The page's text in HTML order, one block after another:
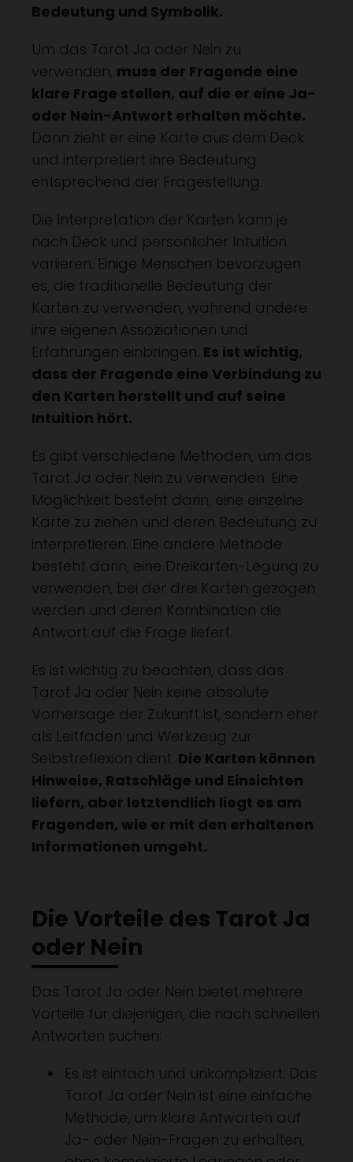
Bedeutung und Symbolik.
Um das Tarot Ja oder Nein zu
verwenden, muss der Fragende eine
klare Frage stellen, auf die er eine Ja-
oder Nein-Antwort erhalten möchte.
Dann zieht er eine Karte aus dem Deck
und interpretiert ihre Bedeutung
entsprechend der Fragestellung.
Die Interpretation der Karten kann je
nach Deck und persönlicher Intuition
variieren. Einige Menschen bevorzugen
es, die traditionelle Bedeutung der
Karten zu verwenden, während andere
ihre eigenen Assoziationen und
Erfahrungen einbringen. Es ist wichtig,
dass der Fragende eine Verbindung zu
den Karten herstellt und auf seine
Intuition hört.
Es gibt verschiedene Methoden, um das
Tarot Ja oder Nein zu verwenden. Eine
Möglichkeit besteht darin, eine einzelne
Karte zu ziehen und deren Bedeutung zu
interpretieren. Eine andere Methode
besteht darin, eine Dreikarten-Legung zu
verwenden, bei der drei Karten gezogen
werden und deren Kombination die
Antwort auf die Frage liefert.
Es ist wichtig zu beachten, dass das
Tarot Ja oder Nein keine absolute
Vorhersage der Zukunft ist, sondern eher
als Leitfaden und Werkzeug zur
Selbstreflexion dient. Die Karten können
Hinweise, Ratschläge und Einsichten
liefern, aber letztendlich liegt es am
Fragenden, wie er mit den erhaltenen
Informationen umgeht.
Die Vorteile des Tarot Ja
oder Nein
Das Tarot Ja oder Nein bietet mehrere
Vorteile für diejenigen, die nach schnellen
Antworten suchen:
Es ist einfach und unkompliziert: Das
Tarot Ja oder Nein ist eine einfache
Methode, um klare Antworten auf
Ja- oder Nein-Fragen zu erhalten,